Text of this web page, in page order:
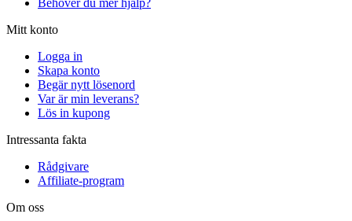
Behöver du mer hjälp?
Mitt konto
Logga in
Skapa konto
Begär nytt lösenord
Var är min leverans?
Lös in kupong
Intressanta fakta
Rådgivare
Affiliate-program
Om oss